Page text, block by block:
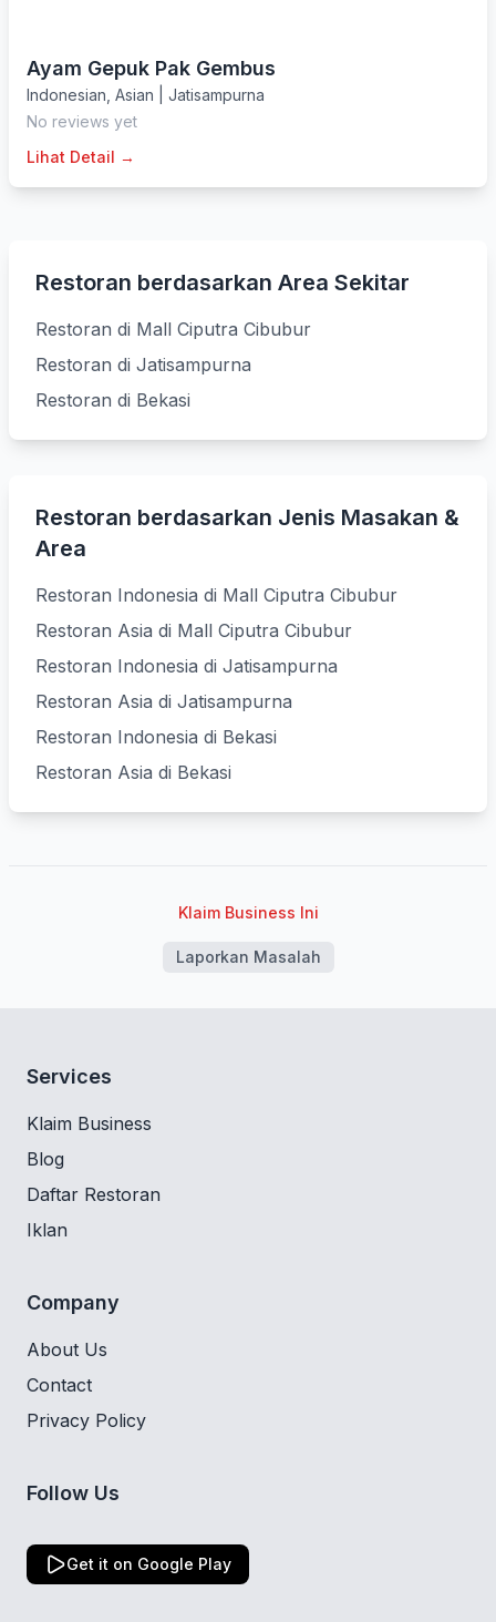
Ayam Gepuk Pak Gembus
Indonesian Asian
Jatisampurna
No reviews yet
Lihat Detail →
Restoran berdasarkan Area Sekitar
Restoran di Mall Ciputra Cibubur
Restoran di Jatisampurna
Restoran di Bekasi
Restoran berdasarkan Jenis Masakan &
Area
Restoran Indonesia di Mall Ciputra Cibubur
Restoran Asia di Mall Ciputra Cibubur
Restoran Indonesia di Jatisampurna
Restoran Asia di Jatisampurna
Restoran Indonesia di Bekasi
Restoran Asia di Bekasi
Klaim Business Ini
Laporkan Masalah
Services
Klaim Business
Blog
Daftar Restoran
Iklan
Company
About Us
Contact
Privacy Policy
Follow Us
Get it on Google Play